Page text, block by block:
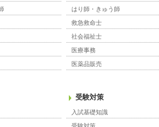
はり師・きゅう師
救急救命士
社会福祉士
医療事務
医薬品販売
受験対策
入試基礎知識